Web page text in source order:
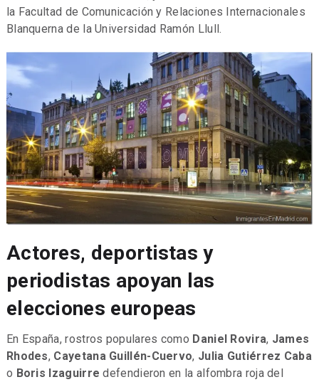
la Facultad de Comunicación y Relaciones Internacionales
Blanquerna de la Universidad Ramón Llull.
Actores, deportistas y
periodistas apoyan las
elecciones europeas
En España, rostros populares como Daniel Rovira, James
Rhodes, Cayetana Guillén-Cuervo, Julia Gutiérrez Caba
o Boris Izaguirre defendieron en la alfombra roja del